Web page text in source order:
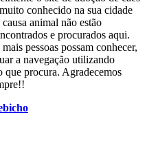
conhecido na sua cidade
animal não estão
e procurados aqui.
pessoas possam conhecer,
a navegação utilizando
que procura. Agradecemos